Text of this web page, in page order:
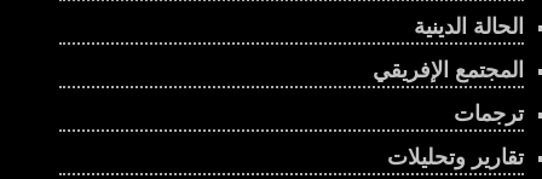
الحالة الدينية
المجتمع الإفريقي
ترجمات
تقارير وتحليلات